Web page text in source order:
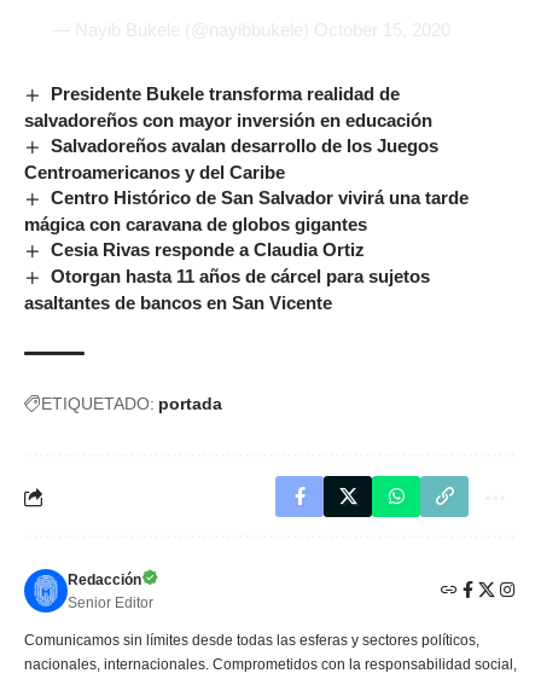
Presidente Bukele transforma realidad de
salvadoreños con mayor inversión en educación
Salvadoreños avalan desarrollo de los Juegos
Centroamericanos y del Caribe
Centro Histórico de San Salvador vivirá una tarde
mágica con caravana de globos gigantes
Cesia Rivas responde a Claudia Ortiz
Otorgan hasta 11 años de cárcel para sujetos
asaltantes de bancos en San Vicente
ETIQUETADO: portada
Redacción
Senior Editor
Comunicamos sin límites desde todas las esferas y sectores políticos,
nacionales, internacionales. Comprometidos con la responsabilidad social,